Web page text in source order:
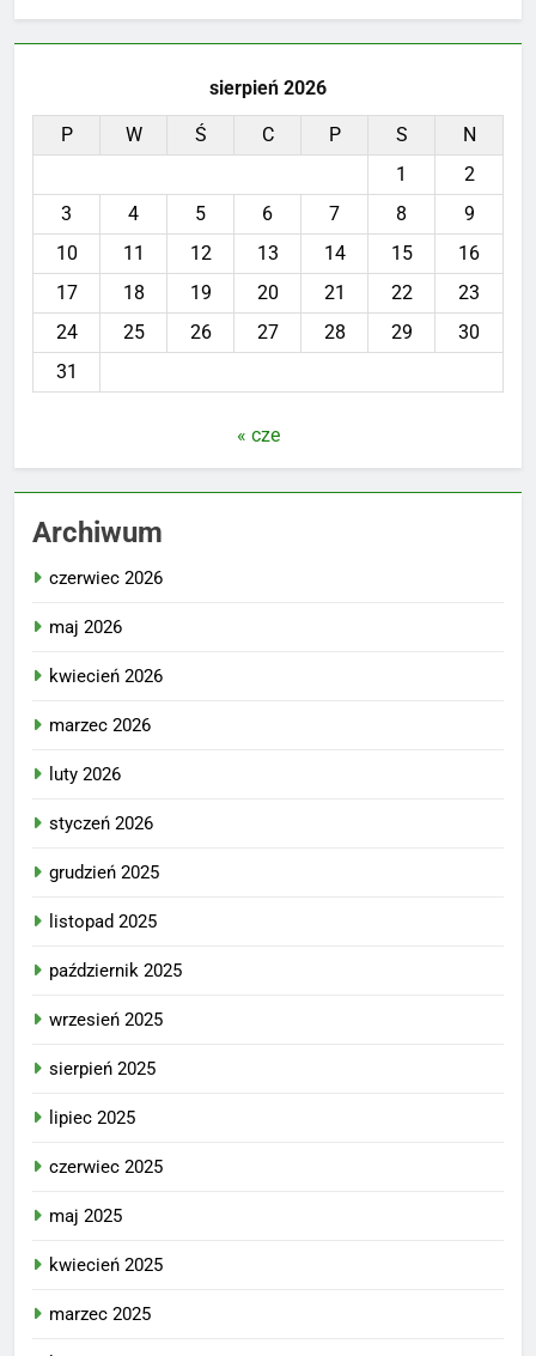
sierpień 2026
P W Ś C P S
N
1
2
3
4 5 6 7 8
9
10
11 12 13 14 15
16
17
18 19 20 21 22
23
24
25 26 27 28 29
30
31
« cze
Archiwum
czerwiec 2026
maj 2026
kwiecień 2026
marzec 2026
luty 2026
styczeń 2026
grudzień 2025
listopad 2025
październik 2025
wrzesień 2025
sierpień 2025
lipiec 2025
czerwiec 2025
maj 2025
kwiecień 2025
marzec 2025